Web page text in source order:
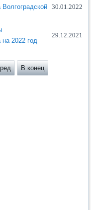
30.01.2022
2022 год
29.12.2021
В конец